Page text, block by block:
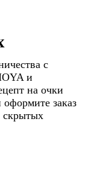
с
и
на очки
заказ
скрытых